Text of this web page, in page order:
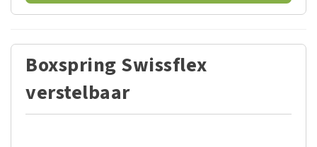
Boxspring Swissflex
verstelbaar